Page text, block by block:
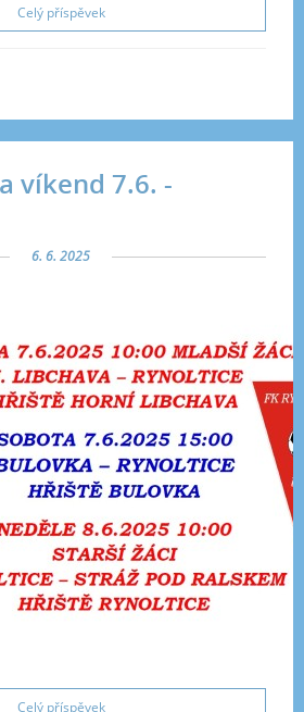
Celý příspěvek
víkend 7.6. -
6. 6. 2025
Celý příspěvek